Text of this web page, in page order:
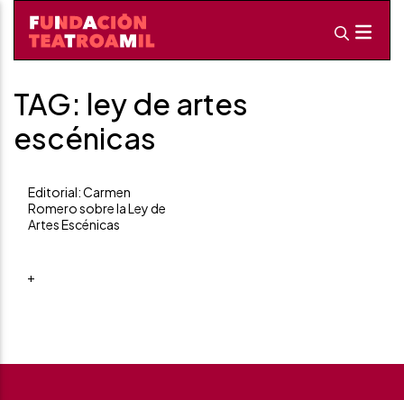
TAG: ley de artes
escénicas
Editorial: Carmen
Romero sobre la Ley de
Artes Escénicas
+